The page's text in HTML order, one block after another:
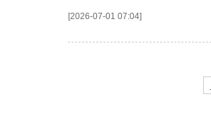
[2026-07-01 07:04]